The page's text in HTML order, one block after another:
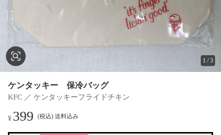
1 /3
ケンタッキー 保冷バッグ
KFC ／ ケンタッキーフライドチキン
¥399 (税込) 送料込み